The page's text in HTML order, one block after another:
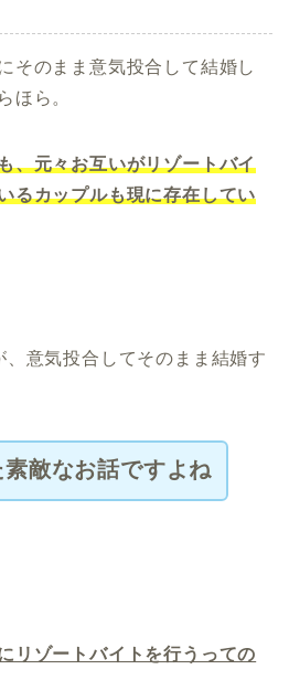
そのまま意気投合して結婚し
ほら。
、元々お互いがリゾートバイ
るカップルも現に存在してい
意気投合してそのまま結婚す
素敵なお話ですよね
リゾートバイトを行うっての